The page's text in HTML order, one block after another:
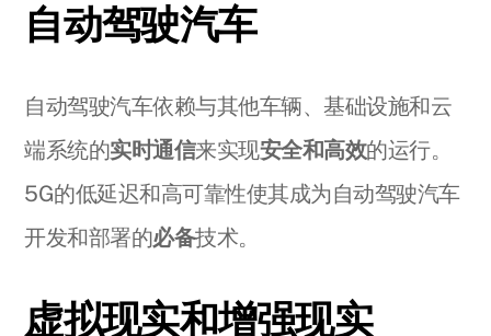
自动驾驶汽车
自动驾驶汽车依赖与其他车辆、基础设施和云
端系统的实时通信来实现安全和高效的运行。
5G的低延迟和高可靠性使其成为自动驾驶汽车
开发和部署的必备技术。
虚拟现实和增强现实